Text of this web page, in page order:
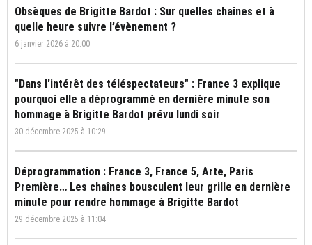
Obsèques de Brigitte Bardot : Sur quelles chaînes et à
quelle heure suivre l’évènement ?
6 janvier 2026 à 20:00
"Dans l'intérêt des téléspectateurs" : France 3 explique
pourquoi elle a déprogrammé en dernière minute son
hommage à Brigitte Bardot prévu lundi soir
30 décembre 2025 à 10:29
Déprogrammation : France 3, France 5, Arte, Paris
Première… Les chaînes bousculent leur grille en dernière
minute pour rendre hommage à Brigitte Bardot
29 décembre 2025 à 11:04